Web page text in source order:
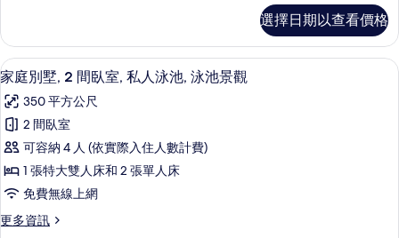
人
泳
池,
泳
池
景
觀
的
所
1
間
臥
室,
私
人
泳
池,
泳
池
景
觀
選擇日期以查看價格
顯
示
家
庭
別
墅,
間
家庭別墅, 2 間臥室, 私人泳池, 泳池
10
家庭別墅, 2 間臥室, 私人泳池, 泳池景觀
350 平方公尺
2 間臥室
可容納 4 人 (依實際入住人數計費)
1 張特大雙人床和 2 張單人床
免費無線上網
更多資訊
更